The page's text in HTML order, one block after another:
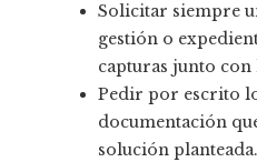
Solicitar siempre
gestión o
capturas junto
Pedir por escrito
documentación
solución planteada.